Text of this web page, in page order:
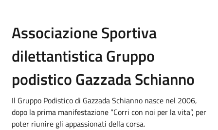
Associazione Sportiva
dilettantistica Gruppo
podistico Gazzada Schianno
Il Gruppo Podistico di Gazzada Schianno nasce nel 2006,
dopo la prima manifestazione “Corri con noi per la vita”, per
poter riunire gli appassionati della corsa.